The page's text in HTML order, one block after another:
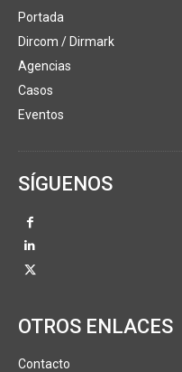
Portada
Dircom / Dirmark
Agencias
Casos
Eventos
SÍGUENOS
OTROS ENLACES
Contacto